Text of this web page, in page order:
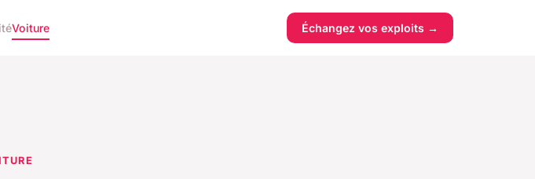
Voiture Échangez vos exploits →